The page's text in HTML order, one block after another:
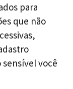
para
que não
você